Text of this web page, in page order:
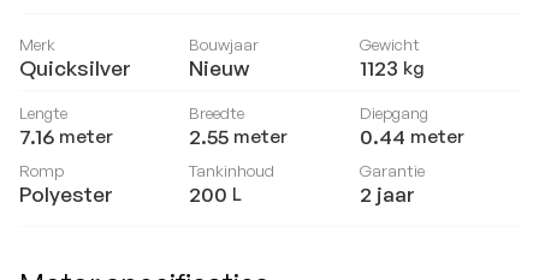
Merk
Quicksilver
Bouwjaar
Nieuw
Gewicht
1123 kg
Lengte
7.16 meter
Breedte
2.55 meter
Diepgang
0.44 meter
Romp
Polyester
Tankinhoud
200 L
Garantie
2 jaar